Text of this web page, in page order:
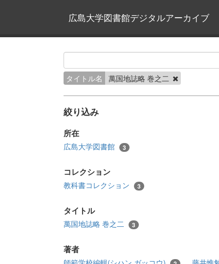
広島大学図書館デジタルアーカイブ
タイトル名 萬国地誌略 巻之二
絞り込み
所在
広島大学図書館 3
コレクション
教科書コレクション 3
タイトル
萬国地誌略 巻之二 3
著者